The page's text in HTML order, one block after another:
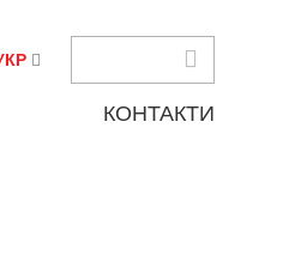
КОНТАКТИ